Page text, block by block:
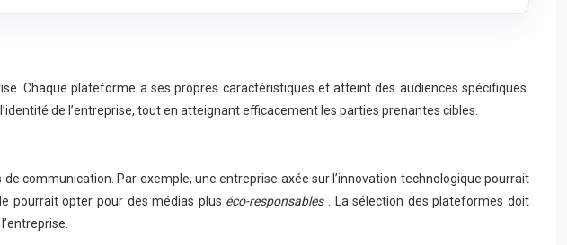
Chaque plateforme a ses propres caractéristiques et atteint des audiences spécifiques.
de l’entreprise, tout en atteignant efficacement les parties prenantes cibles.
communication. Par exemple, une entreprise axée sur l’innovation technologique pourrait
pourrait opter pour des médias plus éco-responsables . La sélection des plateformes doit